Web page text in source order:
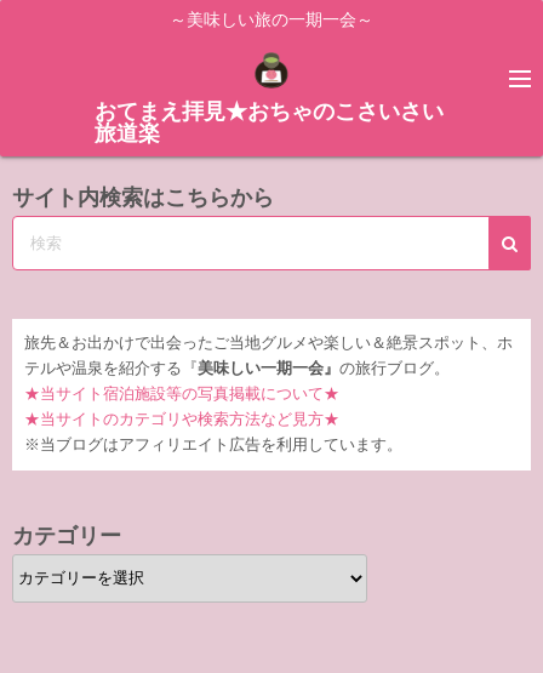
ス
ッ
～美味しい旅の一期一会～
おてまえ拝見★おちゃのこさいさい
旅道楽
サイト内検索はこちらから
旅先＆お出かけで出会ったご当地グルメや楽しい＆絶景スポット、ホ
テルや温泉を紹介する『 美味しい一期一会』 の旅行ブログ。
★当サイト宿泊施設等の写真掲載について★
★当サイトのカテゴリや検索方法など見方★
※当ブログはアフィリエイト広告を利用しています。
カテゴリー
カ
テ